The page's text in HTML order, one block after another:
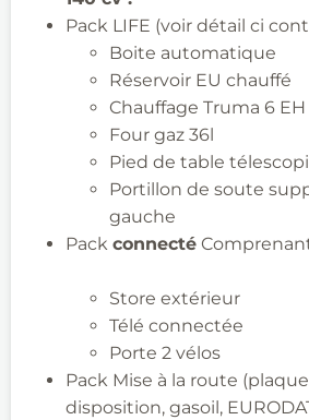
Pack LIFE (voir détail ci
Boite automatique
Réservoir EU chauffé
Chauffage Truma 6 EH
Four gaz 36l
Pied de table
Portillon de soute
gauche
Pack connecté
Store extérieur
Télé connectée
Porte 2 vélos
Pack Mise à la route
disposition, gasoil,